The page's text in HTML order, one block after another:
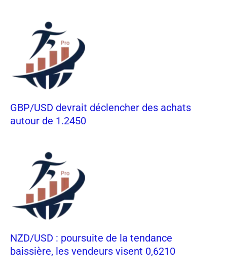
GBP/USD devrait déclencher des achats
autour de 1.2450
NZD/USD : poursuite de la tendance
baissière, les vendeurs visent 0,6210